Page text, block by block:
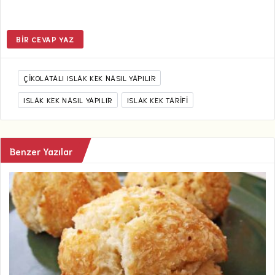
BIR CEVAP YAZ
ÇIKOLATALI ISLAK KEK NASIL YAPILIR
ISLAK KEK NASIL YAPILIR ISLAK KEK TARIFI
Benzer Yazılar